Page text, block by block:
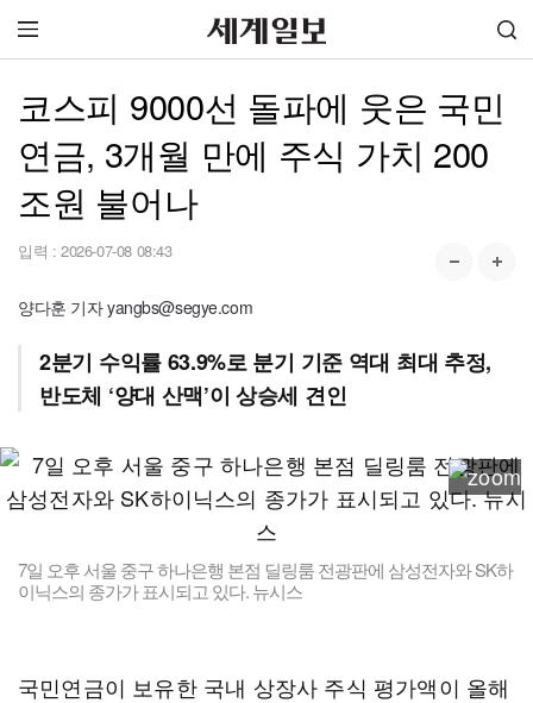
코스피 9000선 돌파에 웃은 국민
연금, 3개월 만에 주식 가치 200
조원 불어나
입력 : 2026-07-08 08:43
양다훈 기자 yangbs@segye.com
2분기 수익률 63.9%로 분기 기준 역대 최대 추정,
반도체 ‘양대 산맥’이 상승세 견인
7일 오후 서울 중구 하나은행 본점 딜링룸 전광판에 삼성전자와 SK하
이닉스의 종가가 표시되고 있다. 뉴시스
국민연금이 보유한 국내 상장사 주식 평가액이 올해